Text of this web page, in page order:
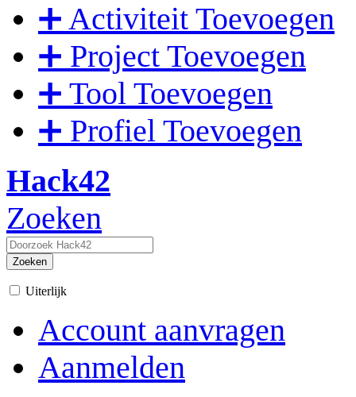
➕ Activiteit Toevoegen
➕ Project Toevoegen
➕ Tool Toevoegen
➕ Profiel Toevoegen
Hack42
Zoeken
Zoeken
Uiterlijk
Account aanvragen
Aanmelden